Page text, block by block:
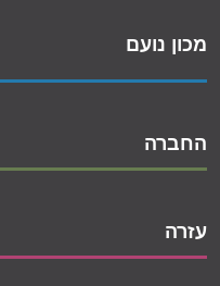
מכון נועם
החברה
עזרה